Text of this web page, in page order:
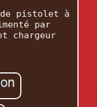
pistolet à
par
chargeur